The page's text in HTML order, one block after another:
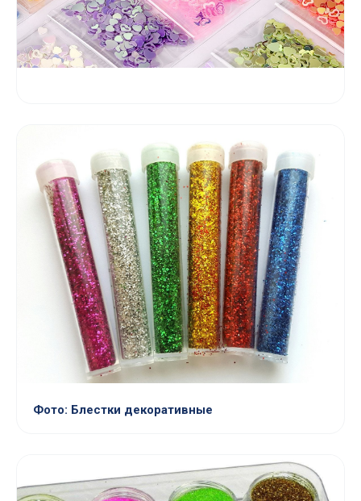
Фото: Блестки декоративные